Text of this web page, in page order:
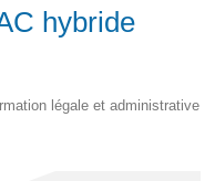
hybride
légale et administrative